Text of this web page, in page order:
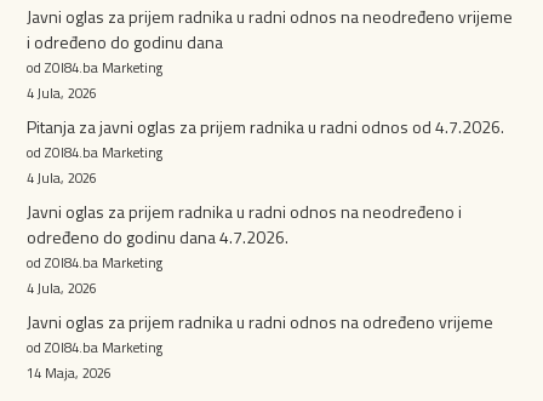
Javni oglas za prijem radnika u radni odnos na neodređeno vrijeme
i određeno do godinu dana
od ZOI84.ba Marketing
4 Jula, 2026
Pitanja za javni oglas za prijem radnika u radni odnos od 4.7.2026.
od ZOI84.ba Marketing
4 Jula, 2026
Javni oglas za prijem radnika u radni odnos na neodređeno i
određeno do godinu dana 4.7.2026.
od ZOI84.ba Marketing
4 Jula, 2026
Javni oglas za prijem radnika u radni odnos na određeno vrijeme
od ZOI84.ba Marketing
14 Maja, 2026